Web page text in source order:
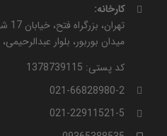
کارخانه:
تهران، بزرگراه فتح، خیابان 17 شهریور
میدان بوربور، بلوار عبدالرحیمی،
کد پستی: 1378739115
021-66828980-2
021-22911521-5